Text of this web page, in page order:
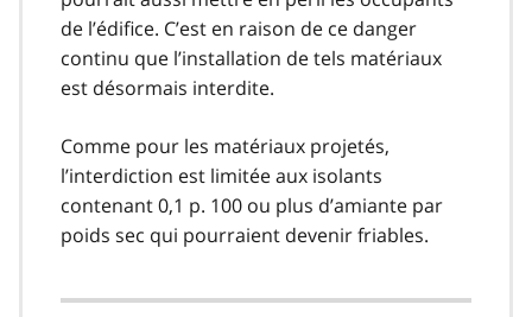
de l’édifice. C’est en raison de ce danger
continu que l’installation de tels matériaux
est désormais interdite.
Comme pour les matériaux projetés,
l’interdiction est limitée aux isolants
contenant 0,1 p. 100 ou plus d’amiante par
poids sec qui pourraient devenir friables.